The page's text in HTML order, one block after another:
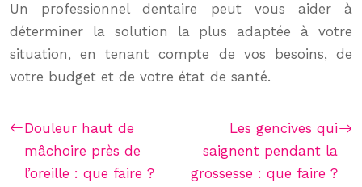
Un professionnel dentaire peut vous aider à
déterminer la solution la plus adaptée à votre
situation, en tenant compte de vos besoins, de
votre budget et de votre état de santé.
Douleur haut de
mâchoire près de
l’oreille : que faire ?
Les gencives qui
saignent pendant la
grossesse : que faire ?